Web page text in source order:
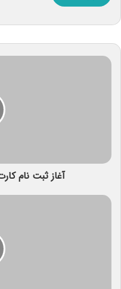
آغاز ثبت نام